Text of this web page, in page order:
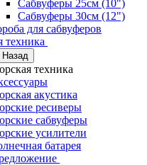
Сабвуферы 25см (10")
Сабвуферы 30см (12")
для сабвуферов
техника
Назад
техника
акустика
ресиверы
сабвуферы
усилители
батарея